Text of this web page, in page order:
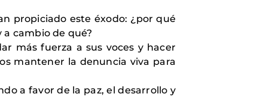
propiciado este éxodo: ¿por qué
a cambio de qué?
más fuerza a sus voces y hacer
mantener la denuncia viva para
a favor de la paz, el desarrollo y